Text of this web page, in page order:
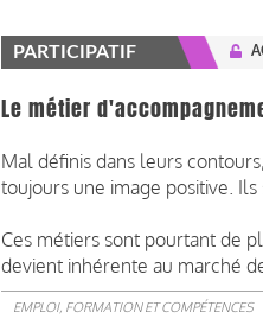
PARTICIPATIF
Le métier
Mal définis dans leurs
toujours une image positive.
Ces métiers sont pourtant de
devient inhérente au marché
EMPLOI, FORMATION ET COMPÉTENCES